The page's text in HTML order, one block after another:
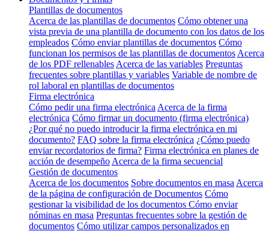
Plantillas de documentos
Acerca de las plantillas de documentos Cómo obtener una
vista previa de una plantilla de documento con los datos de los
empleados Cómo enviar plantillas de documentos Cómo
funcionan los permisos de las plantillas de documentos Acerca
de los PDF rellenables Acerca de las variables Preguntas
frecuentes sobre plantillas y variables Variable de nombre de
rol laboral en plantillas de documentos
Firma electrónica
Cómo pedir una firma electrónica Acerca de la firma
electrónica Cómo firmar un documento (firma electrónica)
¿Por qué no puedo introducir la firma electrónica en mi
documento? FAQ sobre la firma electrónica ¿Cómo puedo
enviar recordatorios de firma? Firma electrónica en planes de
acción de desempeño Acerca de la firma secuencial
Gestión de documentos
Acerca de los documentos Sobre documentos en masa Acerca
de la página de configuración de Documentos Cómo
gestionar la visibilidad de los documentos Cómo enviar
nóminas en masa Preguntas frecuentes sobre la gestión de
documentos Cómo utilizar campos personalizados en